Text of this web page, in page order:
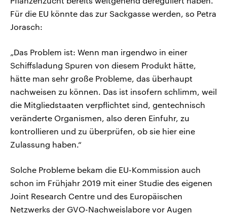
Für die EU könnte das zur Sackgasse werden, so Petra
Jorasch:
„Das Problem ist: Wenn man irgendwo in einer
Schiffsladung Spuren von diesem Produkt hätte,
hätte man sehr große Probleme, das überhaupt
nachweisen zu können. Das ist insofern schlimm, weil
die Mitgliedstaaten verpflichtet sind, gentechnisch
veränderte Organismen, also deren Einfuhr, zu
kontrollieren und zu überprüfen, ob sie hier eine
Zulassung haben.“
Solche Probleme bekam die EU-Kommission auch
schon im Frühjahr 2019 mit einer Studie des eigenen
Joint Research Centre und des Europäischen
Netzwerks der GVO-Nachweislabore vor Augen